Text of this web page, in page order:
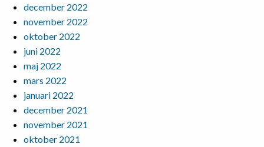
december 2022
november 2022
oktober 2022
juni 2022
maj 2022
mars 2022
januari 2022
december 2021
november 2021
oktober 2021